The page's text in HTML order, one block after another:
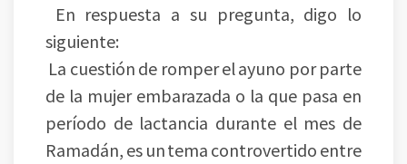
En respuesta a su pregunta, digo lo
siguiente:
La cuestión de romper el ayuno por parte
de la mujer embarazada o la que pasa en
período de lactancia durante el mes de
Ramadán, es un tema controvertido entre